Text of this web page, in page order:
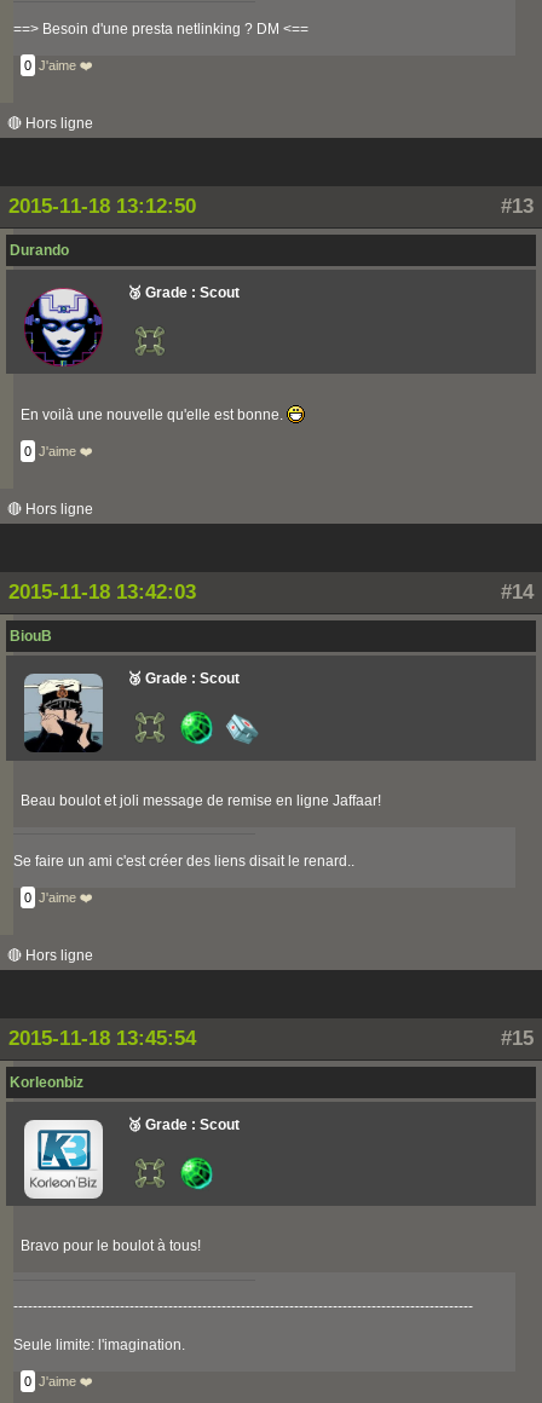
==> Besoin d'une presta netlinking ? DM <==
0 J'aime ❤️
🔴 Hors ligne
#13
2015-11-18 13:12:50
Durando
🥉 Grade : Scout
En voilà une nouvelle qu'elle est bonne.
0 J'aime ❤️
🔴 Hors ligne
#14
2015-11-18 13:42:03
BiouB
🥉 Grade : Scout
Beau boulot et joli message de remise en ligne Jaffaar!
Se faire un ami c'est créer des liens disait le renard..
0 J'aime ❤️
🔴 Hors ligne
#15
2015-11-18 13:45:54
Korleonbiz
🥉 Grade : Scout
Bravo pour le boulot à tous!
-----------------------------------------------------------------------------------------------
Seule limite: l'imagination.
0 J'aime ❤️